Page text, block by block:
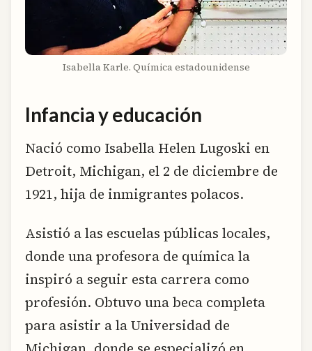
Isabella Karle. Química estadounidense
Infancia y educación
Nació como Isabella Helen Lugoski en
Detroit, Michigan, el 2 de diciembre de
1921, hija de inmigrantes polacos.
Asistió a las escuelas públicas locales,
donde una profesora de química la
inspiró a seguir esta carrera como
profesión. Obtuvo una beca completa
para asistir a la Universidad de